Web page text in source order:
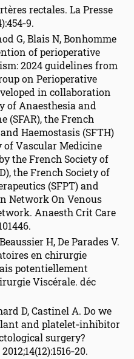
rectales. La Presse
G, Blais N, Bonhomme
of perioperative
2024 guidelines from
on Perioperative
in collaboration
of Anaesthesia and
(SFAR), the French
Haemostasis (SFTH)
of Vascular Medicine
the French Society of
the French Society of
(SFPT) and
Network On Venous
Anaesth Crit Care
H, De Parades V.
en chirurgie
potentiellement
Viscérale. déc
D, Castinel A. Do we
and platelet‐inhibitor
surgery?